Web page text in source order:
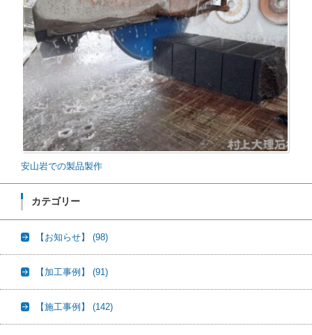
安山岩での製品製作
カテゴリー
【お知らせ】 (98)
【加工事例】 (91)
【施工事例】 (142)